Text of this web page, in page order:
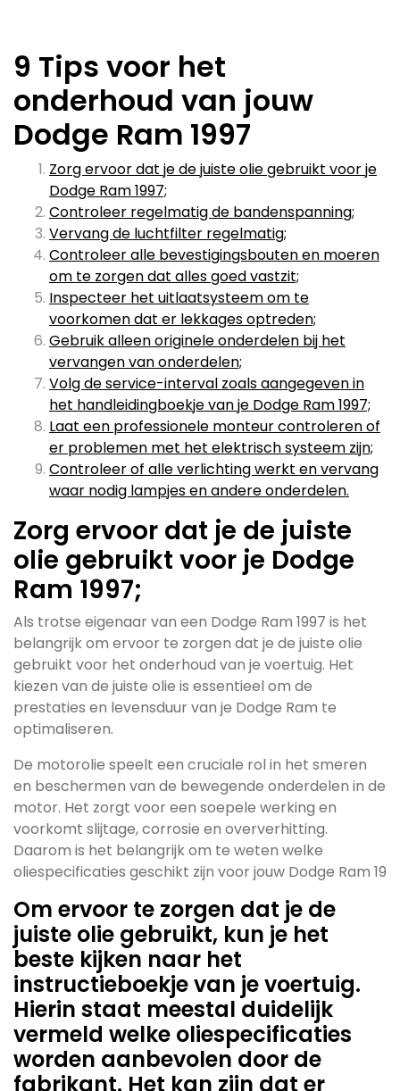
9 Tips voor het
onderhoud van jouw
Dodge Ram 1997
Zorg ervoor dat je de juiste olie gebruikt voor je
Dodge Ram 1997;
Controleer regelmatig de bandenspanning;
Vervang de luchtfilter regelmatig;
Controleer alle bevestigingsbouten en moeren
om te zorgen dat alles goed vastzit;
Inspecteer het uitlaatsysteem om te
voorkomen dat er lekkages optreden;
Gebruik alleen originele onderdelen bij het
vervangen van onderdelen;
Volg de service-interval zoals aangegeven in
het handleidingboekje van je Dodge Ram 1997;
Laat een professionele monteur controleren of
er problemen met het elektrisch systeem zijn;
Controleer of alle verlichting werkt en vervang
waar nodig lampjes en andere onderdelen.
Zorg ervoor dat je de juiste
olie gebruikt voor je Dodge
Ram 1997;
Als trotse eigenaar van een Dodge Ram 1997 is het
belangrijk om ervoor te zorgen dat je de juiste olie
gebruikt voor het onderhoud van je voertuig. Het
kiezen van de juiste olie is essentieel om de
prestaties en levensduur van je Dodge Ram te
optimaliseren.
De motorolie speelt een cruciale rol in het smeren
en beschermen van de bewegende onderdelen in de
motor. Het zorgt voor een soepele werking en
voorkomt slijtage, corrosie en oververhitting.
Daarom is het belangrijk om te weten welke
oliespecificaties geschikt zijn voor jouw Dodge Ram 19
Om ervoor te zorgen dat je de
juiste olie gebruikt, kun je het
beste kijken naar het
instructieboekje van je voertuig.
Hierin staat meestal duidelijk
vermeld welke oliespecificaties
worden aanbevolen door de
fabrikant. Het kan zijn dat er